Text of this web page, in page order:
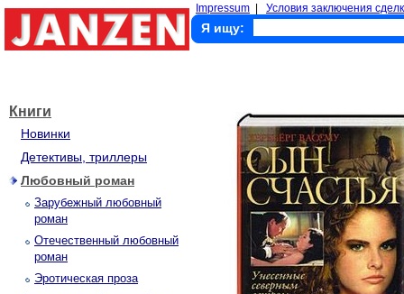
Impressum Условия заключения
Я ищу:
Книги
Новинки
Детективы, триллеры
Любовный роман
Зарубежный любовный
роман
Отечественный любовный
роман
Эротическая проза